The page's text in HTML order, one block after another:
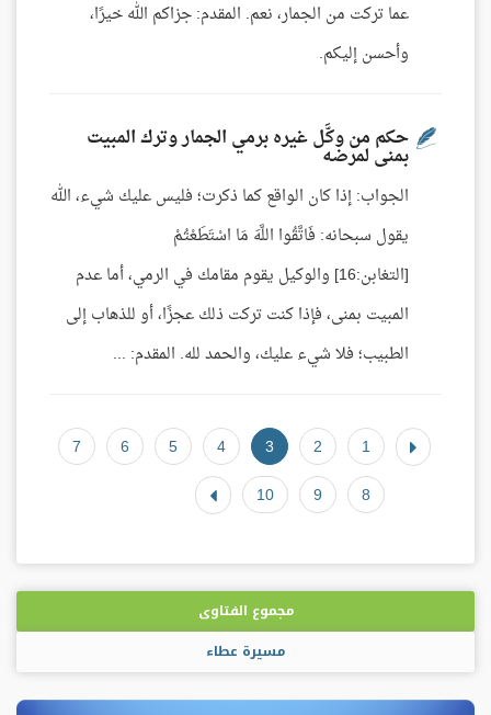
عما تركت من الجمار، نعم. المقدم: جزاكم الله خيرًا،
وأحسن إليكم.
حكم من وكَّل غيره برمي الجمار وترك المبيت
بمنى لمرضه
الجواب: إذا كان الواقع كما ذكرت؛ فليس عليك شيء، الله
يقول سبحانه: فَاتَّقُوا اللَّهَ مَا اسْتَطَعْتُمْ
[التغابن:16] والوكيل يقوم مقامك في الرمي، أما عدم
المبيت بمنى، فإذا كنت تركت ذلك عجزًا، أو للذهاب إلى
الطبيب؛ فلا شيء عليك، والحمد لله. المقدم: ...
1
2
3
4
5
6
7
8
9
10
مجموع الفتاوى
مسيرة عطاء